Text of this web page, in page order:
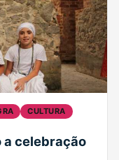
CULTURA
a celebração